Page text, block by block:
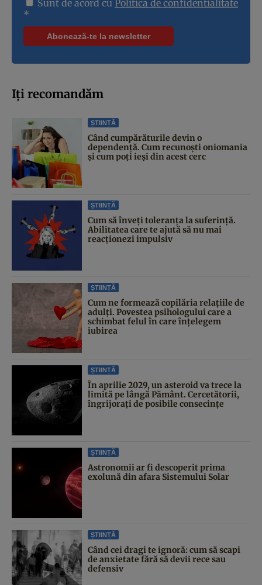
Sunt de acord cu Politica de confidentialitate
*
Iți recomandăm
ȘTIINȚĂ
Când cumpărăturile devin o
dependență. Cum recunoști oniomania
și cum poți ieși din acest cerc
ȘTIINȚĂ
Cum să înveți toleranța la suferință.
Abilitatea care te ajută să nu mai
reacționezi impulsiv
ȘTIINȚĂ
Cum ne formează copilăria relațiile de
adulți. Povestea psihologului care a
schimbat felul în care înțelegem
iubirea
ȘTIINȚĂ
În aprilie 2029, un asteroid va trece la
limită pe lângă Pământ. Cercetătorii,
îngrijorați de posibile consecințe
ȘTIINȚĂ
Astronomii ar fi descoperit prima
exolună din afara Sistemului Solar
ȘTIINȚĂ
Când cei dragi te ignoră: cum să scapi
de anxietate fără să devii rece sau
defensiv